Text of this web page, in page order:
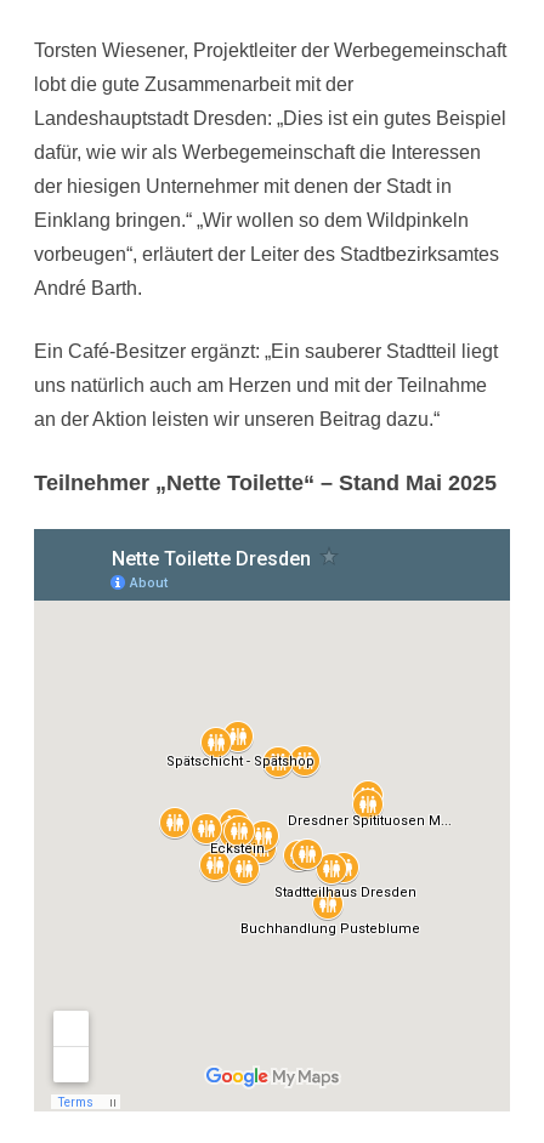
Torsten Wiesener, Projektleiter der Werbegemeinschaft
lobt die gute Zusammenarbeit mit der
Landeshauptstadt Dresden: „Dies ist ein gutes Beispiel
dafür, wie wir als Werbegemeinschaft die Interessen
der hiesigen Unternehmer mit denen der Stadt in
Einklang bringen.“ „Wir wollen so dem Wildpinkeln
vorbeugen“, erläutert der Leiter des Stadtbezirksamtes
André Barth.
Ein Café-Besitzer ergänzt: „Ein sauberer Stadtteil liegt
uns natürlich auch am Herzen und mit der Teilnahme
an der Aktion leisten wir unseren Beitrag dazu.“
Teilnehmer „Nette Toilette“ – Stand Mai 2025